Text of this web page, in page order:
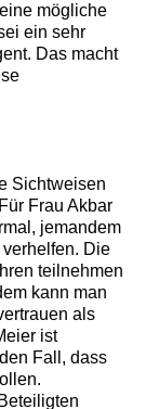
mögliche
ein sehr
Das macht
Sichtweisen
Frau Akbar
jemandem
Die
teilnehmen
kann man
als
ist
Fall, dass